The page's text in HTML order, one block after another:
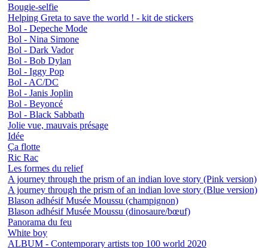
Bougie-selfie
Helping Greta to save the world ! - kit de stickers
Bol - Depeche Mode
Bol - Nina Simone
Bol - Dark Vador
Bol - Bob Dylan
Bol - Iggy Pop
Bol - AC/DC
Bol - Janis Joplin
Bol - Beyoncé
Bol - Black Sabbath
Jolie vue, mauvais présage
Idée
Ça flotte
Ric Rac
Les formes du relief
A journey through the prism of an indian love story (Pink version)
A journey through the prism of an indian love story (Blue version)
Blason adhésif Musée Moussu (champignon)
Blason adhésif Musée Moussu (dinosaure/bœuf)
Panorama du feu
White boy
ALBUM - Contemporary artists top 100 world 2020